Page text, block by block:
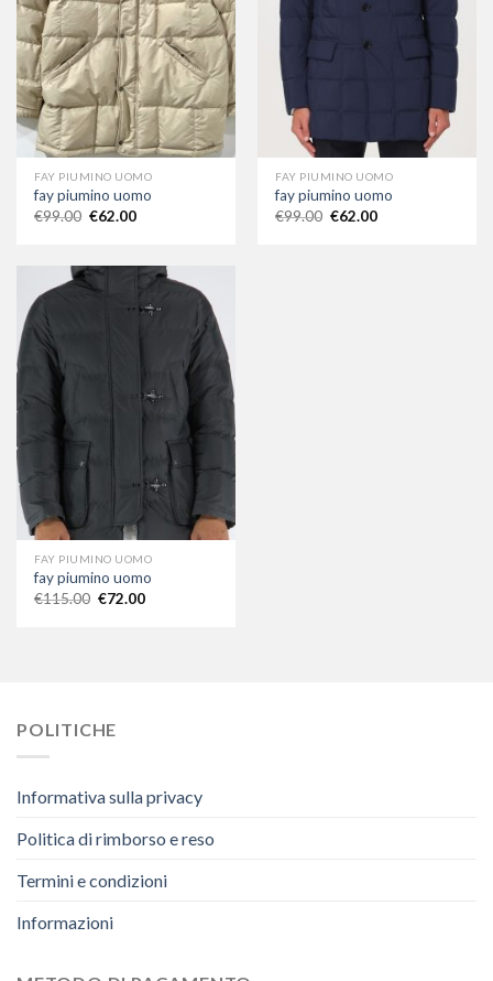
FAY PIUMINO UOMO
fay piumino uomo
€99.00 €62.00
FAY PIUMINO UOMO
fay piumino uomo
€99.00 €62.00
FAY PIUMINO UOMO
fay piumino uomo
€115.00 €72.00
POLITICHE
Informativa sulla privacy
Politica di rimborso e reso
Termini e condizioni
Informazioni